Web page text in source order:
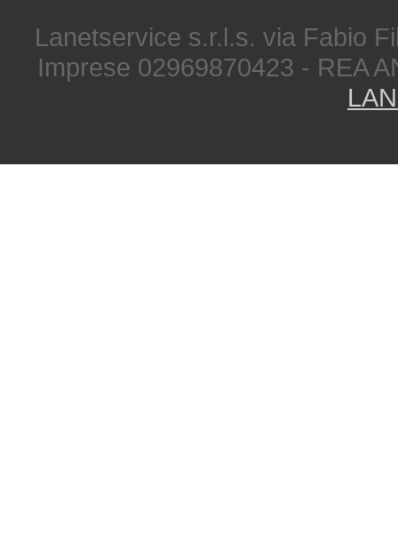
Lanetservice s.r.l.s. via Fabio
Imprese 02969870423 - REA